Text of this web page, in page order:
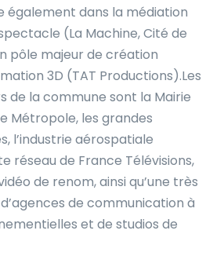
également dans la médiation
(La Machine, Cité de
pôle majeur de création
3D (TAT Productions).Les
de la commune sont la Mairie
Métropole, les grandes
l’industrie aérospatiale
réseau de France Télévisions,
de renom, ainsi qu’une très
de communication à
et de studios de